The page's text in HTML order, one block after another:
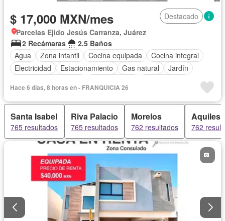
$ 17,000 MXN/mes
Destacado
Parcelas Ejido Jesús Carranza, Juárez
2 Recámaras
2.5 Baños
Agua
Zona infantil Cocina equipada
Cocina integral
Electricidad
Estacionamiento Gas natural
Jardín
Hace 6 días, 8 horas en - FRANQUICIA 26
Santa Isabel
765 resultados
Riva Palacio
765 resultados
Morelos
762 resultados
Aquiles
762